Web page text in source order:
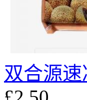
双合源